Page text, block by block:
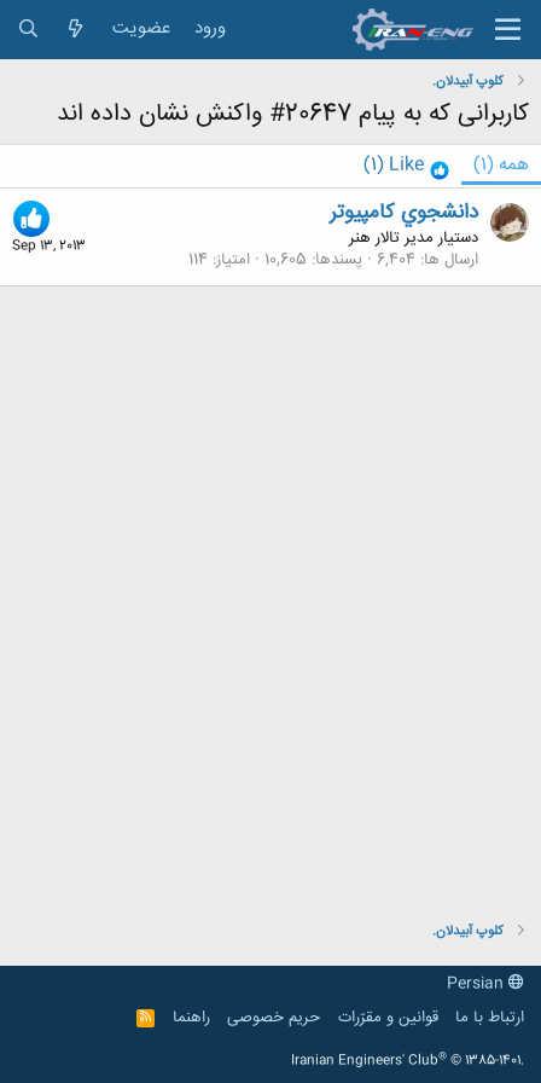
ورود عضویت
کلوپ آبیدلان.
کاربرانی که به پیام 20647# واکنش نشان داده اند
همه (1)
Like
(1)
Sep 13, 2013
دانشجوي كامپيوتر
دستیار مدیر تالار هنر
ارسال ها 6,404 پسندها 10,605 امتیاز 114
کلوپ آبیدلان.
ارتباط با ما
قوانین و مقرّرات حریم خصوصی راهنما
R
S
Iranian Engineers' Club® © 1385-1401.